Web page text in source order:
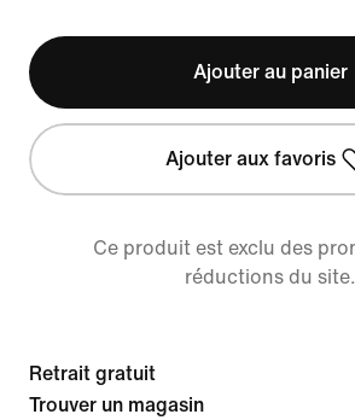
Ajouter au panier
Ajouter aux favoris
Ce produit est exclu des
réductions du site.
Retrait gratuit
Trouver un magasin